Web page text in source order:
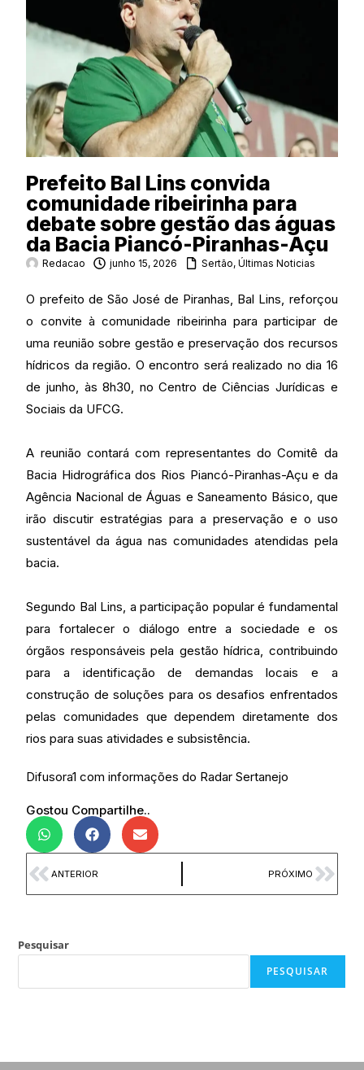
Prefeito Bal Lins convida
comunidade ribeirinha para
debate sobre gestão das águas
da Bacia Piancó-Piranhas-Açu
Redacao junho 15, 2026 Sertão,Últimas Noticias
O prefeito de São José de Piranhas, Bal Lins, reforçou
o convite à comunidade ribeirinha para participar de
uma reunião sobre gestão e preservação dos recursos
hídricos da região. O encontro será realizado no dia 16
de junho, às 8h30, no Centro de Ciências Jurídicas e
Sociais da UFCG.
A reunião contará com representantes do Comitê da
Bacia Hidrográfica dos Rios Piancó-Piranhas-Açu e da
Agência Nacional de Águas e Saneamento Básico, que
irão discutir estratégias para a preservação e o uso
sustentável da água nas comunidades atendidas pela
bacia.
Segundo Bal Lins, a participação popular é fundamental
para fortalecer o diálogo entre a sociedade e os
órgãos responsáveis pela gestão hídrica, contribuindo
para a identificação de demandas locais e a
construção de soluções para os desafios enfrentados
pelas comunidades que dependem diretamente dos
rios para suas atividades e subsistência.
Difusora1 com informações do Radar Sertanejo
Gostou Compartilhe..
ANTERIOR PRÓXIMO
Pesquisar
PESQUISAR